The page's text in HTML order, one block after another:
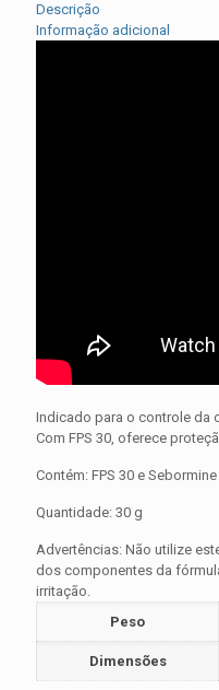
Descrição
Informação adicional
Indicado para o controle da
Com FPS 30, oferece
Contém: FPS 30 e Sebormine
Quantidade: 30 g
Advertências: Não utilize
dos componentes da
irritação.
Peso
Dimensões